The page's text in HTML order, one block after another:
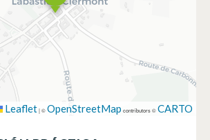
Leaflet|©OpenStreetMap contributors ©CARTO